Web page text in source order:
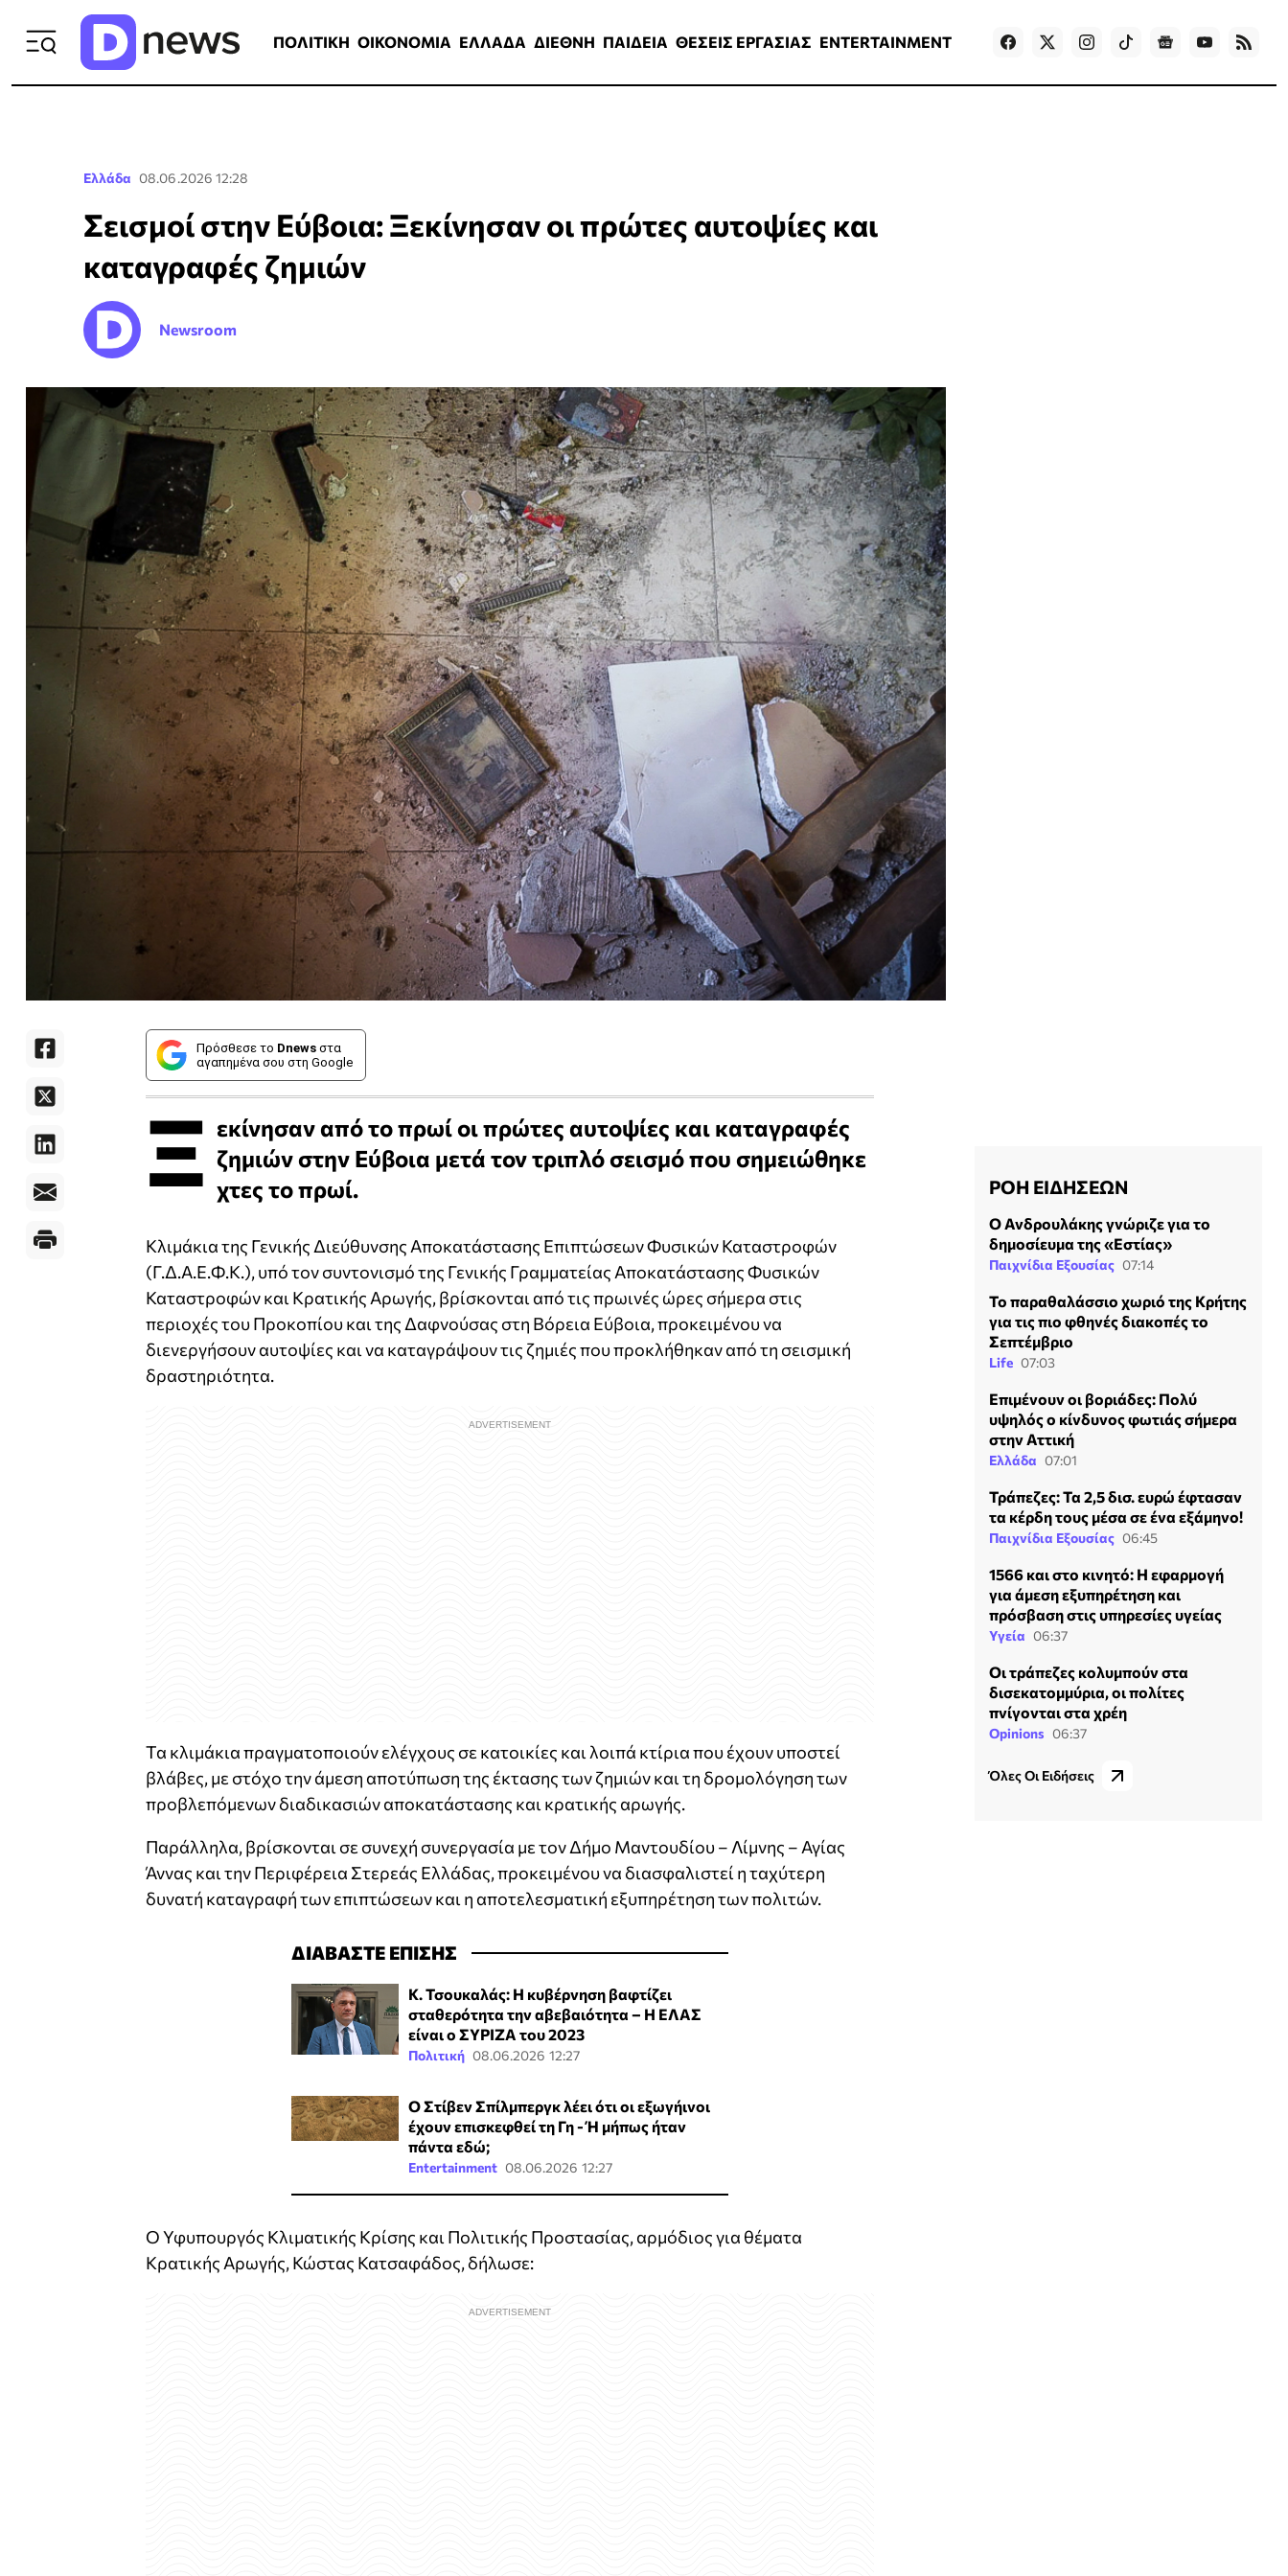
ΠΟΛΙΤΙΚΗ ΟΙΚΟΝΟΜΙΑ ΕΛΛΑΔΑ ΔΙΕΘΝΗ ΠΑΙΔΕΙΑ ΘΕΣΕΙΣ ΕΡΓΑΣΙΑΣ ENTERTAINMENT Games
Ελλάδα 08.06.2026 12:28
Σεισμοί στην Εύβοια: Ξεκίνησαν οι πρώτες αυτοψίες και
καταγραφές ζημιών
Newsroom
Πρόσθεσε το Dnews στα
αγαπημένα σου στη Google
Ξ εκίνησαν από το πρωί οι πρώτες αυτοψίες και καταγραφές
ζημιών στην Εύβοια μετά τον τριπλό σεισμό που σημειώθηκε
χτες το πρωί.
Κλιμάκια της Γενικής Διεύθυνσης Αποκατάστασης Επιπτώσεων Φυσικών Καταστροφών
(Γ.Δ.Α.Ε.Φ.Κ.), υπό τον συντονισμό της Γενικής Γραμματείας Αποκατάστασης Φυσικών
Καταστροφών και Κρατικής Αρωγής, βρίσκονται από τις πρωινές ώρες σήμερα στις
περιοχές του Προκοπίου και της Δαφνούσας στη Βόρεια Εύβοια, προκειμένου να
διενεργήσουν αυτοψίες και να καταγράψουν τις ζημιές που προκλήθηκαν από τη σεισμική
δραστηριότητα.
Τα κλιμάκια πραγματοποιούν ελέγχους σε κατοικίες και λοιπά κτίρια που έχουν υποστεί
βλάβες, με στόχο την άμεση αποτύπωση της έκτασης των ζημιών και τη δρομολόγηση των
προβλεπόμενων διαδικασιών αποκατάστασης και κρατικής αρωγής.
Παράλληλα, βρίσκονται σε συνεχή συνεργασία με τον Δήμο Μαντουδίου – Λίμνης – Αγίας
Άννας και την Περιφέρεια Στερεάς Ελλάδας, προκειμένου να διασφαλιστεί η ταχύτερη
δυνατή καταγραφή των επιπτώσεων και η αποτελεσματική εξυπηρέτηση των πολιτών.
ΔΙΑΒΑΣΤΕ ΕΠΙΣΗΣ
Κ. Τσουκαλάς: Η κυβέρνηση βαφτίζει
σταθερότητα την αβεβαιότητα – Η ΕΛΑΣ
είναι ο ΣΥΡΙΖΑ του 2023
Πολιτική 08.06.2026 12:27
Ο Στίβεν Σπίλμπεργκ λέει ότι οι εξωγήινοι
έχουν επισκεφθεί τη Γη - Ή μήπως ήταν
πάντα εδώ;
Entertainment 08.06.2026 12:27
Ο Υφυπουργός Κλιματικής Κρίσης και Πολιτικής Προστασίας, αρμόδιος για θέματα
Κρατικής Αρωγής, Κώστας Κατσαφάδος, δήλωσε:
ΡΟΗ ΕΙΔΗΣΕΩΝ
Ο Ανδρουλάκης γνώριζε για το
δημοσίευμα της «Εστίας»
Παιχνίδια Εξουσίας 07:14
Το παραθαλάσσιο χωριό της Κρήτης
για τις πιο φθηνές διακοπές το
Σεπτέμβριο
Life 07:03
Επιμένουν οι βοριάδες: Πολύ
υψηλός ο κίνδυνος φωτιάς σήμερα
στην Αττική
Ελλάδα 07:01
Τράπεζες: Τα 2,5 δισ. ευρώ έφτασαν
τα κέρδη τους μέσα σε ένα εξάμηνο!
Παιχνίδια Εξουσίας 06:45
1566 και στο κινητό: Η εφαρμογή
για άμεση εξυπηρέτηση και
πρόσβαση στις υπηρεσίες υγείας
Υγεία 06:37
Οι τράπεζες κολυμπούν στα
δισεκατομμύρια, οι πολίτες
πνίγονται στα χρέη
Opinions 06:37
Όλες Οι Ειδήσεις